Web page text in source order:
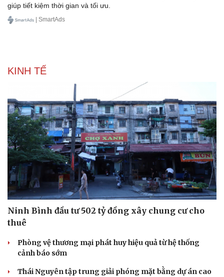
Du lịch
Tư vấn
Săn Tour
check-in
Podcast
Câu chuyện thời sự
Đọc truyện đêm khuya
Cửa sổ tình yêu
Kể chuyện cho bé
Hạt giống tâm hồn
giúp tiết kiệm thời gian và tối ưu.
| SmartAds
KINH TẾ
Ninh Bình đầu tư 502 tỷ đồng xây chung cư cho
thuê
Phòng vệ thương mại phát huy hiệu quả từ hệ thống
cảnh báo sớm
Thái Nguyên tập trung giải phóng mặt bằng dự án cao